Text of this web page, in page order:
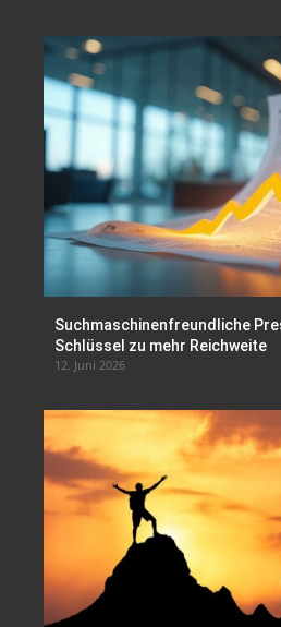
Suchmaschinenfreundliche
Schlüssel zu mehr Reichweite
12. Juni 2026